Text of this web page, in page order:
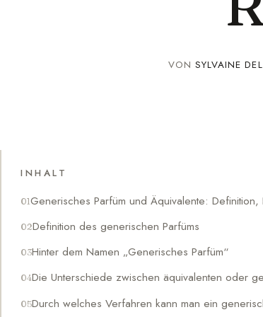
VON SYLVAINE
INHALT
Generisches Parfüm und Äquivalente: Definition,
Definition des generischen Parfüms
Hinter dem Namen „Generisches Parfüm“
Die Unterschiede zwischen äquivalenten oder
Durch welches Verfahren kann man ein